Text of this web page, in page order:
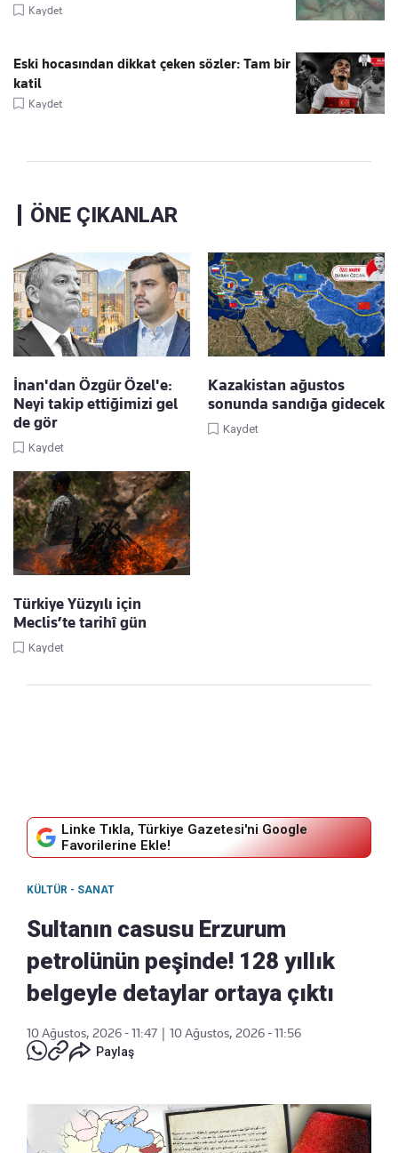
Kaydet
Eski hocasından dikkat çeken sözler: Tam bir
katil
Kaydet
ÖNE ÇIKANLAR
İnan'dan Özgür Özel'e:
Neyi takip ettiğimizi gel
de gör
Kaydet
Kazakistan ağustos
sonunda sandığa gidecek
Kaydet
Türkiye Yüzyılı için
Meclis’te tarihî gün
Kaydet
Linke Tıkla, Türkiye Gazetesi'ni Google
Favorilerine Ekle!
KÜLTÜR - SANAT
Sultanın casusu Erzurum
petrolünün peşinde! 128 yıllık
belgeyle detaylar ortaya çıktı
10 Ağustos, 2026 - 11:47
10 Ağustos, 2026 - 11:56
Paylaş